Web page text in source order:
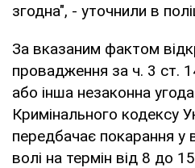
згодна", - уточнили в
За вказаним фактом
провадження за ч. 3 ст.
або інша незаконна
Кримінального кодексу
передбачає покарання у
волі на термін від 8 до